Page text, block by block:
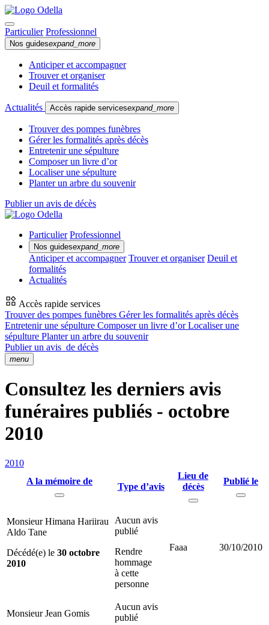
Particulier Professionnel
Nos guidesexpand_more
Anticiper et accompagner
Trouver et organiser
Deuil et formalités
Actualités Accès rapide servicesexpand_more
Trouver des pompes funèbres
Gérer les formalités après décès
Entretenir une sépulture
Composer un livre d’or
Localiser une sépulture
Planter un arbre du souvenir
Publier un avis de décès
Particulier Professionnel
Nos guidesexpand_more
Anticiper et accompagner Trouver et organiser Deuil et
formalités
Actualités
Accès rapide services
Trouver des pompes funèbres Gérer les formalités après décès
Entretenir une sépulture Composer un livre d’orLocaliser une
sépulture Planter un arbre du souvenir
Publier un avis de décès
menu
Consultez les derniers avis
funéraires publiés - octobre
2010
2010
A la mémoire de
Type d’avis
Lieu de
décès
Publié le
Monsieur Himana Hariirau
Aldo Tane
Décédé(e) le 30 octobre
2010
Aucun avis
publié
Rendre
hommage
à cette
personne
Faaa 30/10/2010
Monsieur Jean Gomis
Aucun avis
publié